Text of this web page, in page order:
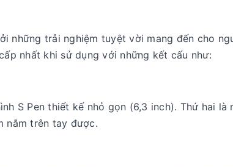
những trải nghiệm tuyệt vời mang đến cho
nhất khi sử dụng với những kết cấu như:
S Pen thiết kế nhỏ gọn (6,3 inch). Thứ hai là
nắm trên tay được.